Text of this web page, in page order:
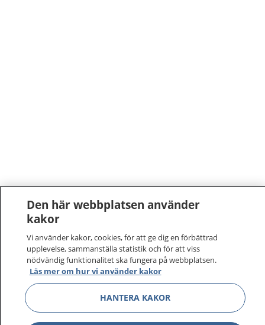
1177–tryggt om din hälsa och vård
På 1177.se får du råd om hälsa och information om
sjukdomar och vilka mottagningar du kan kontakta.
Den här webbplatsen använder
kakor
Vi använder kakor, cookies, för att ge dig en förbättrad
upplevelse, sammanställa statistik och för att viss
nödvändig funktionalitet ska fungera på webbplatsen.
Läs mer om hur vi använder kakor
HANTERA KAKOR